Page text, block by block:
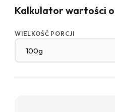
Kalkulator wartości
WIELKOŚĆ PORCJI